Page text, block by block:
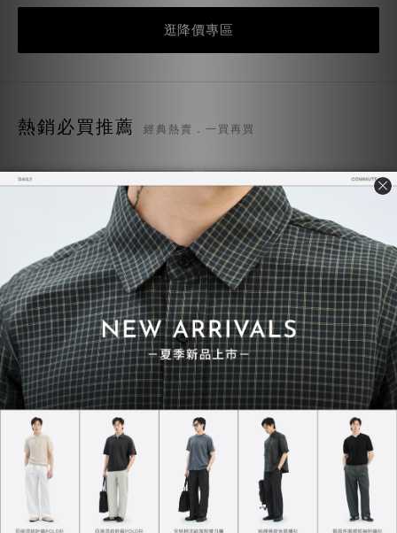
逛降價專區
熱銷必買推薦 經典熱賣．一買再買
質感TEE 7.0
NT$730
超級重磅TEE
NT$748
NT$850